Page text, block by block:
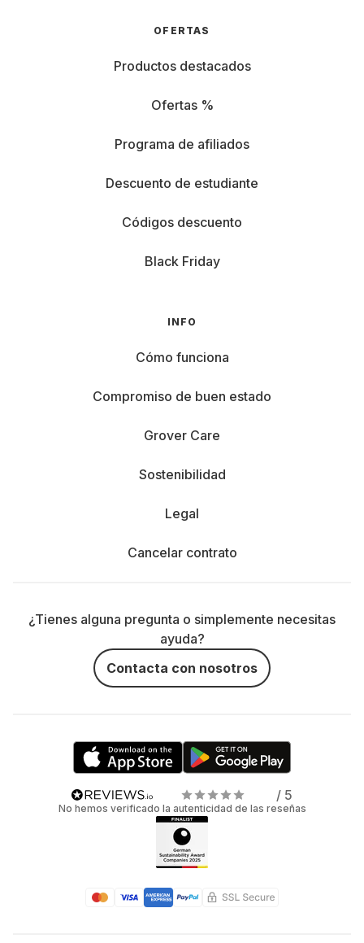
OFERTAS
Productos destacados
Ofertas %
Programa de afiliados
Descuento de estudiante
Códigos descuento
Black Friday
INFO
Cómo funciona
Compromiso de buen estado
Grover Care
Sostenibilidad
Legal
Cancelar contrato
¿Tienes alguna pregunta o simplemente necesitas
ayuda?
Contacta con nosotros
/ 5
No hemos verificado la autenticidad de las reseñas